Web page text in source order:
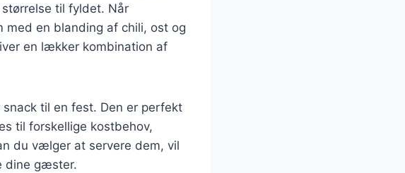
til fyldet. Når
en blanding af chili, ost og
en lækker kombination af
til en fest. Den er perfekt
til forskellige kostbehov,
du vælger at servere dem, vil
dine gæster.